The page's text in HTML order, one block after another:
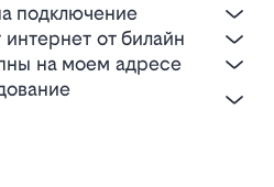
подключение
интернет от билайн
на моем адресе